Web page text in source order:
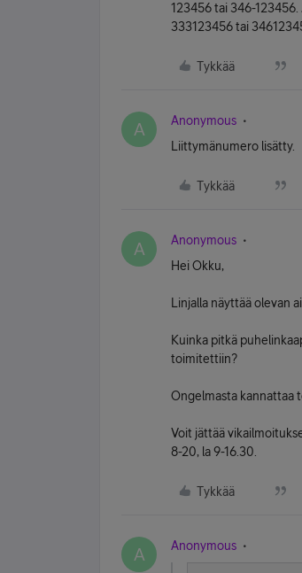
123456 tai 346-123456.
333123456 tai
Tykkää
A Anonymous
Liittymänumero lisätty.
Tykkää
A Anonymous
Hei Okku,
Linjalla näyttää olevan
Kuinka pitkä
toimitettiin?
Ongelmasta kannattaa
Voit jättää
8-20, la 9-16.30.
Tykkää
A Anonymous